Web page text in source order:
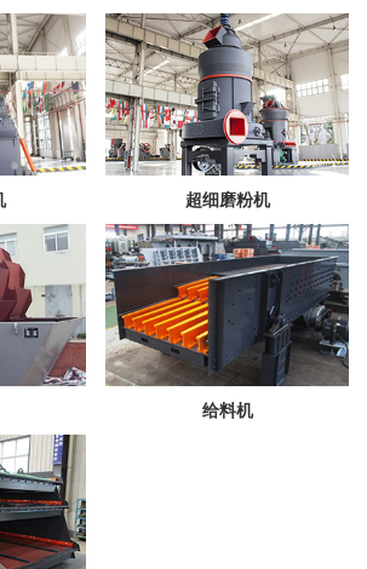
超细磨粉机
给料机